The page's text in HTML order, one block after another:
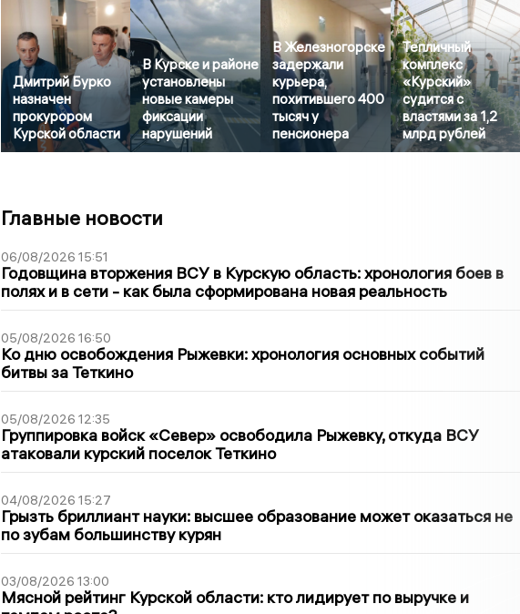
Дмитрий Бурко
назначен
прокурором
Курской области
В Курске и районе
установлены
новые камеры
фиксации
нарушений
В Железногорске
задержали
курьера,
похитившего 400
тысяч у
пенсионера
Тепличный
комплекс
«Курский»
судится с
властями за 1,2
млрд рублей
Главные новости
06/08/2026 15:51
Годовщина вторжения ВСУ в Курскую область: хронология боев в
полях и в сети - как была сформирована новая реальность
05/08/2026 16:50
Ко дню освобождения Рыжевки: хронология основных событий
битвы за Теткино
05/08/2026 12:35
Группировка войск «Север» освободила Рыжевку, откуда ВСУ
атаковали курский поселок Теткино
04/08/2026 15:27
Грызть бриллиант науки: высшее образование может оказаться не
по зубам большинству курян
03/08/2026 13:00
Мясной рейтинг Курской области: кто лидирует по выручке и